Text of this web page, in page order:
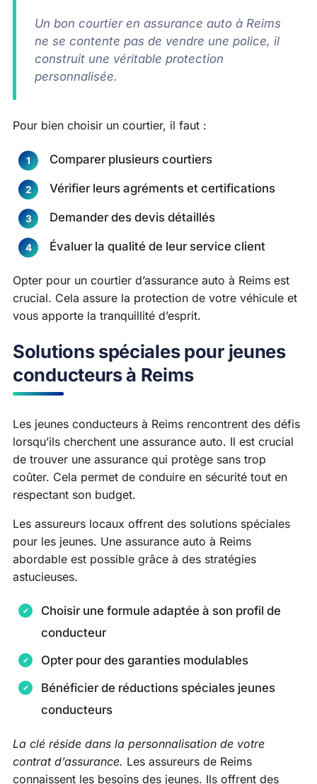
Un bon courtier en assurance auto à Reims
ne se contente pas de vendre une police, il
construit une véritable protection
personnalisée.
Pour bien choisir un courtier, il faut :
Comparer plusieurs courtiers
Vérifier leurs agréments et certifications
Demander des devis détaillés
Évaluer la qualité de leur service client
Opter pour un courtier d’assurance auto à Reims est
crucial. Cela assure la protection de votre véhicule et
vous apporte la tranquillité d’esprit.
Solutions spéciales pour jeunes
conducteurs à Reims
Les jeunes conducteurs à Reims rencontrent des défis
lorsqu’ils cherchent une assurance auto. Il est crucial
de trouver une assurance qui protège sans trop
coûter. Cela permet de conduire en sécurité tout en
respectant son budget.
Les assureurs locaux offrent des solutions spéciales
pour les jeunes. Une assurance auto à Reims
abordable est possible grâce à des stratégies
astucieuses.
Choisir une formule adaptée à son profil de
conducteur
Opter pour des garanties modulables
Bénéficier de réductions spéciales jeunes
conducteurs
La clé réside dans la personnalisation de votre
contrat d’assurance. Les assureurs de Reims
connaissent les besoins des jeunes. Ils offrent des